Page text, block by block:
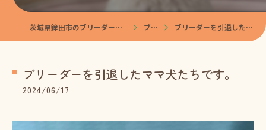
茨城県鉾田市のブリーダーなら株式会社BOWTY ブログ ブリーダーを引退したママ犬たちです。
ブリーダーを引退したママ犬たちです。
2024/06/17